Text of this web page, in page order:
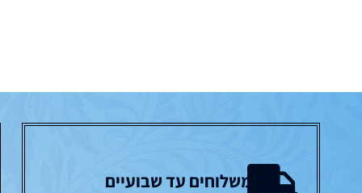
משלוחים עד שבועיים